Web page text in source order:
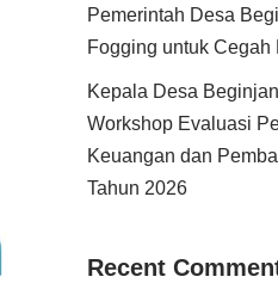
Pemerintah Desa
Fogging untuk
Kepala Desa
Workshop Evaluasi
Keuangan dan
Tahun 2026
Recent